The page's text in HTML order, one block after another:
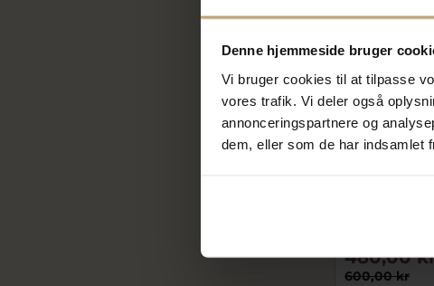
Denne hjemmeside bruger
Vi bruger cookies til at tilpasse
vores trafik. Vi deler også
annonceringspartnere og
dem, eller som de har indsamlet
ENAMEL
600,00 kr
480,00